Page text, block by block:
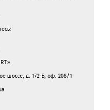
шоссе, д. 172-Б, оф. 208/1